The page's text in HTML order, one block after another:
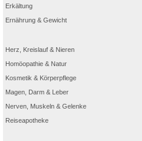
Erkältung
Ernährung & Gewicht
Herz, Kreislauf & Nieren
Homöopathie & Natur
Kosmetik & Körperpflege
Magen, Darm & Leber
Nerven, Muskeln & Gelenke
Reiseapotheke